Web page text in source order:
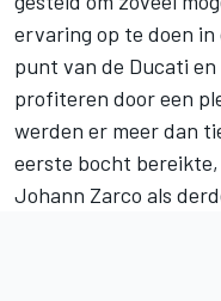
ervaring op te doen in
punt van de Ducati
profiteren door een
werden er meer dan
eerste bocht
Johann Zarco als